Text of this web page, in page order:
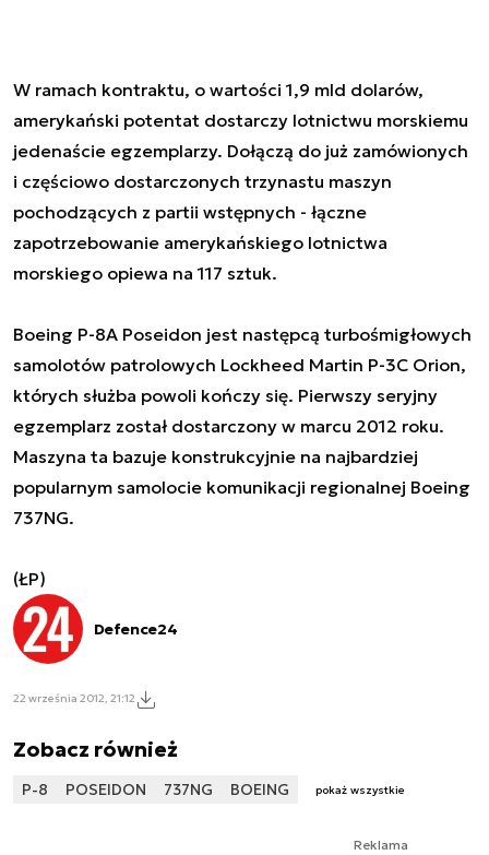
W ramach kontraktu, o wartości 1,9 mld dolarów,
amerykański potentat dostarczy lotnictwu morskiemu
jedenaście egzemplarzy. Dołączą do już zamówionych
i częściowo dostarczonych trzynastu maszyn
pochodzących z partii wstępnych - łączne
zapotrzebowanie amerykańskiego lotnictwa
morskiego opiewa na 117 sztuk.
Boeing P-8A Poseidon jest następcą turbośmigłowych
samolotów patrolowych Lockheed Martin P-3C Orion,
których służba powoli kończy się. Pierwszy seryjny
egzemplarz został dostarczony w marcu 2012 roku.
Maszyna ta bazuje konstrukcyjnie na najbardziej
popularnym samolocie komunikacji regionalnej Boeing
737NG.
(ŁP)
Defence24
22 września 2012, 21:12
Zobacz również
P-8 POSEIDON 737NG BOEING pokaż wszystkie
Reklama